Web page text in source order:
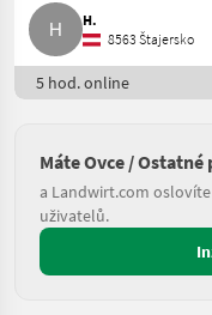
H.
8563 Štajersko
5 hod. online
Máte Ovce /
a Landwirt.com
uživatelů.